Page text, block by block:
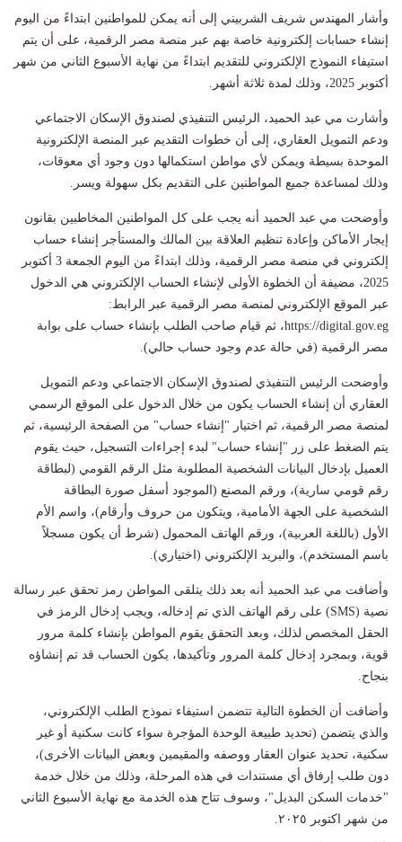
وأشار المهندس شريف الشربيني إلى أنه يمكن للمواطنين ابتداءً من اليوم
إنشاء حسابات إلكترونية خاصة بهم عبر منصة مصر الرقمية، على أن يتم
استيفاء النموذج الإلكتروني للتقديم ابتداءً من نهاية الأسبوع الثاني من شهر
أكتوبر 2025، وذلك لمدة ثلاثة أشهر.
وأشارت مي عبد الحميد، الرئيس التنفيذي لصندوق الإسكان الاجتماعي
ودعم التمويل العقاري، إلى أن خطوات التقديم عبر المنصة الإلكترونية
الموحدة بسيطة ويمكن لأي مواطن استكمالها دون وجود أي معوقات،
وذلك لمساعدة جميع المواطنين على التقديم بكل سهولة ويسر.
وأوضحت مي عبد الحميد أنه يجب على كل المواطنين المخاطبين بقانون
إيجار الأماكن وإعادة تنظيم العلاقة بين المالك والمستأجر إنشاء حساب
إلكتروني في منصة مصر الرقمية، وذلك ابتداءً من اليوم الجمعة 3 أكتوبر
2025، مضيفة أن الخطوة الأولى لإنشاء الحساب الإلكتروني هي الدخول
عبر الموقع الإلكتروني لمنصة مصر الرقمية عبر الرابط:
https://digital.gov.eg، ثم قيام صاحب الطلب بإنشاء حساب على بوابة
مصر الرقمية (في حالة عدم وجود حساب حالي).
وأوضحت الرئيس التنفيذي لصندوق الإسكان الاجتماعي ودعم التمويل
العقاري أن إنشاء الحساب يكون من خلال الدخول على الموقع الرسمي
لمنصة مصر الرقمية، ثم اختيار "إنشاء حساب" من الصفحة الرئيسية، ثم
يتم الضغط على زر "إنشاء حساب" لبدء إجراءات التسجيل، حيث يقوم
العميل بإدخال البيانات الشخصية المطلوبة مثل الرقم القومي (لبطاقة
رقم قومي سارية)، ورقم المصنع (الموجود أسفل صورة البطاقة
الشخصية على الجهة الأمامية، ويتكون من حروف وأرقام)، واسم الأم
الأول (باللغة العربية)، ورقم الهاتف المحمول (شرط أن يكون مسجلاً
باسم المستخدم)، والبريد الإلكتروني (اختياري).
وأضافت مي عبد الحميد أنه بعد ذلك يتلقى المواطن رمز تحقق عبر رسالة
نصية (SMS) على رقم الهاتف الذي تم إدخاله، ويجب إدخال الرمز في
الحقل المخصص لذلك، وبعد التحقق يقوم المواطن بإنشاء كلمة مرور
قوية، وبمجرد إدخال كلمة المرور وتأكيدها، يكون الحساب قد تم إنشاؤه
بنجاح.
وأضافت أن الخطوة التالية تتضمن استيفاء نموذج الطلب الإلكتروني،
والذي يتضمن (تحديد طبيعة الوحدة المؤجرة سواء كانت سكنية أو غير
سكنية، تحديد عنوان العقار ووصفه والمقيمين وبعض البيانات الأخرى)،
دون طلب إرفاق أي مستندات في هذه المرحلة، وذلك من خلال خدمة
"خدمات السكن البديل"، وسوف تتاح هذه الخدمة مع نهاية الأسبوع الثاني
من شهر اكتوبر ٢٠٢٥.